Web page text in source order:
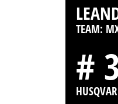
TEAM:
#